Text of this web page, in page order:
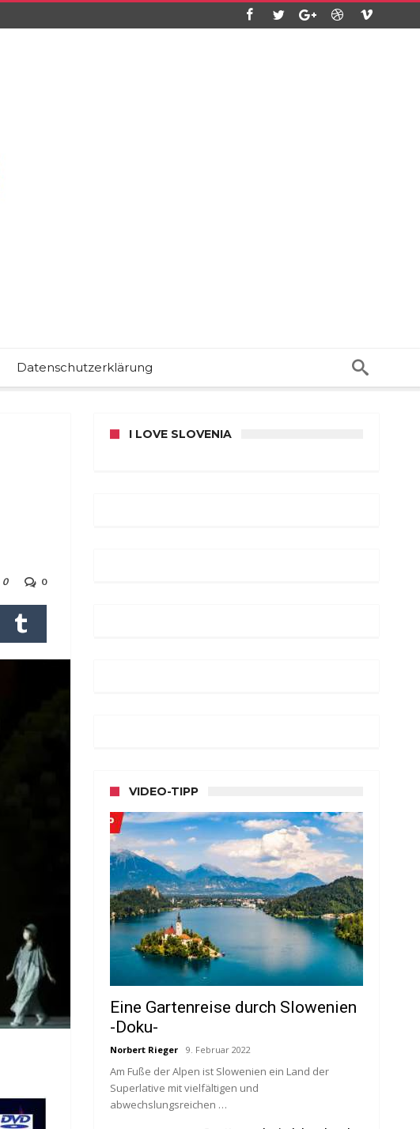
Datenschutzerklärung
0
0
I LOVE SLOVENIA
VIDEO-TIPP
Eine Gartenreise durch Slowenien
-Doku-
Norbert Rieger 9. Februar 2022
Am Fuße der Alpen ist Slowenien ein Land der
Superlative mit vielfältigen und
abwechslungsreichen …